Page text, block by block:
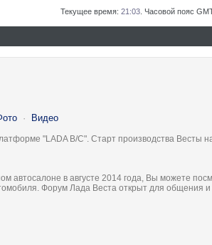
Текущее время: 21:03 . Часовой пояс
· Видео
"LADA B/C". Старт производства Весты
автосалоне в августе 2014 года, Вы можете
Форум Лада Веста открыт для общения